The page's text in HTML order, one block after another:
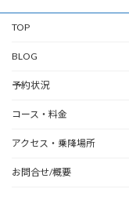
TOP
BLOG
予約状況
コース・料金
アクセス・乗降場所
お問合せ/概要